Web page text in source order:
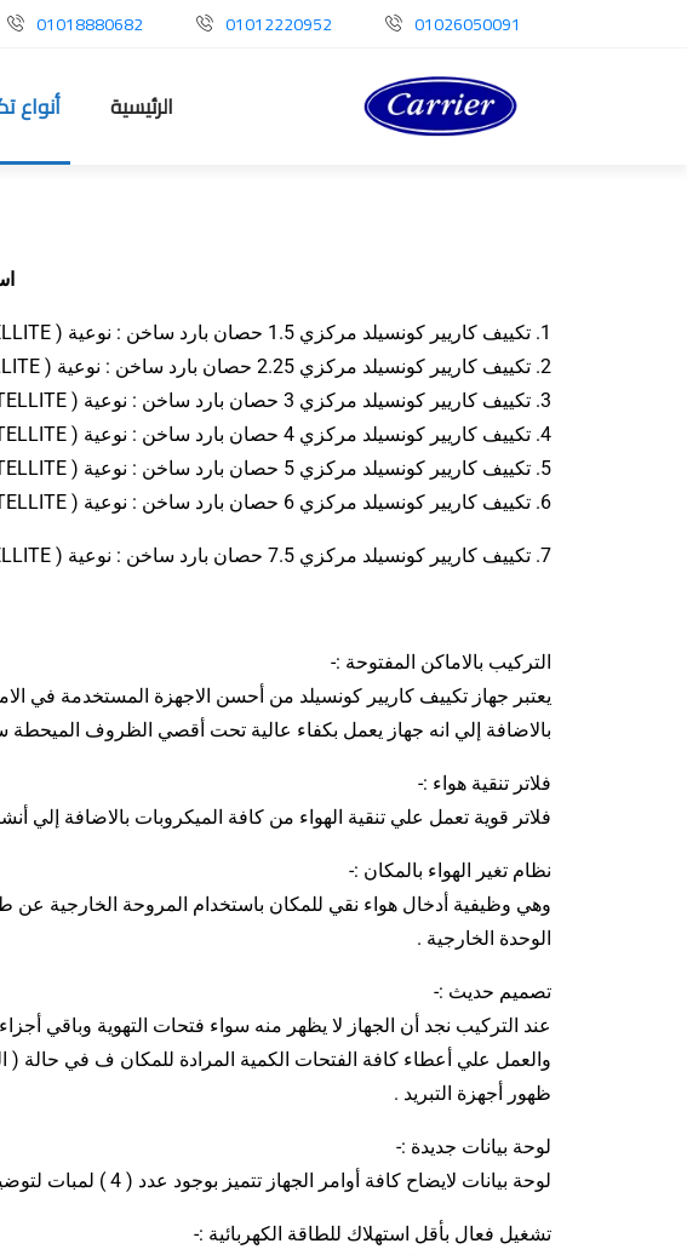
01018880682 01012220952 01026050091
الرئيسية أنواع
1. تكييف كاريير كونسيلد مركزي 1.5 حصان بارد ساخن : نوعية ( SATELLITE ) كود الجهاز ( 53QDM-12 ) السعر : (52340) جنية مصري .
2. تكييف كاريير كونسيلد مركزي 2.25 حصان بارد ساخن : نوعية ( SATELLITE ) كود الجهاز ( 53QDM-18 ) السعر : ( 64275) جنية مصري .
3. تكييف كاريير كونسيلد مركزي 3 حصان بارد ساخن : نوعية ( SATELLITE ) كود الجهاز ( 53QDM-24 ) السعر : ( 77145) جنية مصري .
4. تكييف كاريير كونسيلد مركزي 4 حصان بارد ساخن : نوعية ( SATELLITE ) كود الجهاز ( 53QDM-30 ) السعر : (99085 ) جنية مصري .
5. تكييف كاريير كونسيلد مركزي 5 حصان بارد ساخن : نوعية ( SATELLITE ) كود الجهاز ( 53QDM-36 ) السعر : (113895 ) جنية مصري .
6. تكييف كاريير كونسيلد مركزي 6 حصان بارد ساخن : نوعية ( SATELLITE ) كود الجهاز ( 53QDM-48 ) السعر : (148980
7. تكييف كاريير كونسيلد مركزي 7.5 حصان بارد ساخن : نوعية ( SATELLITE ) كود الجهاز ( 53QDM-60 ) السعر : ( 164505) جنية مصري .
التركيب بالاماكن المفتوحة :-
يعتبر جهاز تكييف كاريير كونسيلد من أحسن الاجهزة المستخدمة في
بالاضافة إلي انه جهاز يعمل بكفاء عالية تحت أقصي الظروف
فلاتر تنقية هواء :-
فلاتر قوية تعمل علي تنقية الهواء من كافة الميكروبات بالاضافة إلي
نظام تغير الهواء بالمكان :-
وهي وظيفية أدخال هواء نقي للمكان باستخدام المروحة الخارجية
الوحدة الخارجية .
تصميم حديث :-
عند التركيب نجد أن الجهاز لا يظهر منه سواء فتحات التهوية وباقي
والعمل علي أعطاء كافة الفتحات الكمية المرادة للمكان ف في حالة
ظهور أجهزة التبريد .
لوحة بيانات جديدة :-
لوحة بيانات لايضاح كافة أوامر الجهاز تتميز بوجود عدد ( 4 ) لمبات لتوضيح كافة أوامر التشغيل كما أن منهم لمبة خاصة بتشخيص الاعطال ذاتياً من جانب الجهاز .
تشغيل فعال بأقل استهلاك للطاقة الكهربائية :-